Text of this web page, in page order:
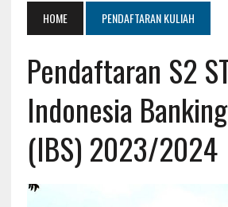
HOME PENDAFTARAN KULIAH
Pendaftaran S2
Indonesia
(IBS) 2023/2024